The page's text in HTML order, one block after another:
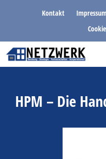
Kontakt
HPM – Die